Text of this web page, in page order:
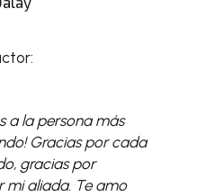
a la persona más
Gracias por cada
gracias por
mi aliada. Te amo